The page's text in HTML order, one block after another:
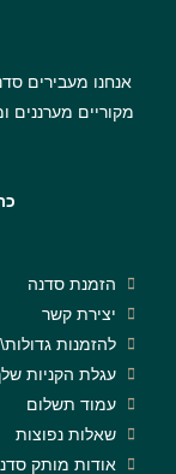
אנחנו מעבירים
הזמנת סדנה
יצירת קשר
להזמנות
עגלת הקניות
עמוד תשלום
שאלות נפוצות
אודות מותק